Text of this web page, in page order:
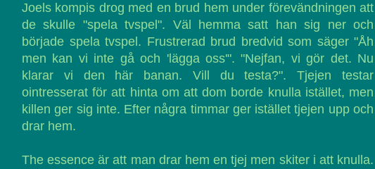
Joels kompis drog med en brud hem under förevändningen att
de skulle "spela tvspel". Väl hemma satt han sig ner och
började spela tvspel. Frustrerad brud bredvid som säger "Åh
men kan vi inte gå och 'lägga oss'". "Nejfan, vi gör det. Nu
klarar vi den här banan. Vill du testa?". Tjejen testar
ointresserat för att hinta om att dom borde knulla istället, men
killen ger sig inte. Efter några timmar ger istället tjejen upp och
drar hem.
The essence är att man drar hem en tjej men skiter i att knulla.